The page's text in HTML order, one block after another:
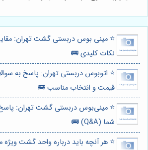
⭐️ مینی بوس دربستی گشت تهران:
نکات کلیدی 🚌
⭐️ اتوبوس دربستی تهران: پاسخ به
قیمت و انتخاب مناسب 🚌
⭐️ مینی‌بوس دربستی گشت تهران: پاسخ
شما (Q&A) 🚌
⭐️ هر آنچه باید درباره واحد گشت ویژه